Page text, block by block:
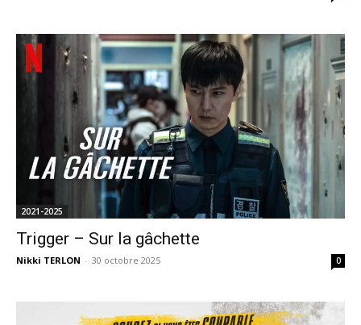
2021-2025
Trigger – Sur la gâchette
Nikki TERLON - 30 octobre 2025 0